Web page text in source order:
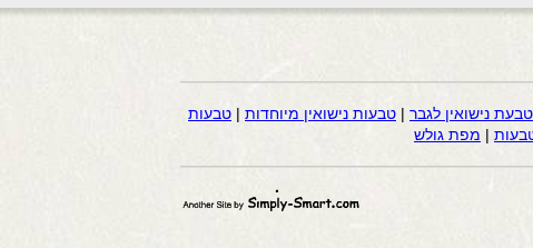
טבעת נישואין לגבר | טבעות נישואין מיוחדות | טבעות
| מפת גולש